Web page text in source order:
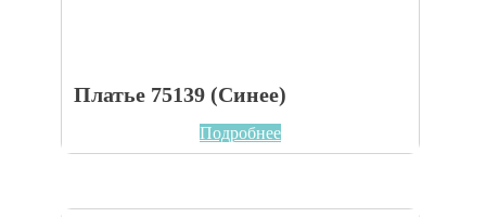
Платье 75139 (Синее)
Подробнее